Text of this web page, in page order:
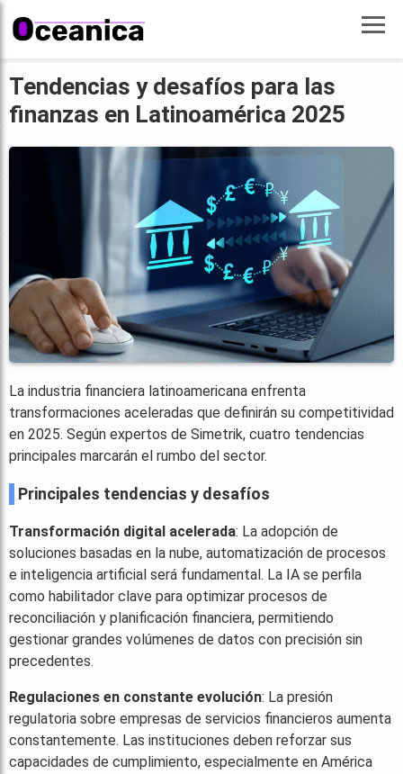
Tendencias y desafíos para las
finanzas en Latinoamérica 2025
La industria financiera latinoamericana enfrenta
transformaciones aceleradas que definirán su competitividad
en 2025. Según expertos de Simetrik, cuatro tendencias
principales marcarán el rumbo del sector.
Principales tendencias y desafíos
Transformación digital acelerada: La adopción de
soluciones basadas en la nube, automatización de procesos
e inteligencia artificial será fundamental. La IA se perfila
como habilitador clave para optimizar procesos de
reconciliación y planificación financiera, permitiendo
gestionar grandes volúmenes de datos con precisión sin
precedentes.
Regulaciones en constante evolución: La presión
regulatoria sobre empresas de servicios financieros aumenta
constantemente. Las instituciones deben reforzar sus
capacidades de cumplimiento, especialmente en América